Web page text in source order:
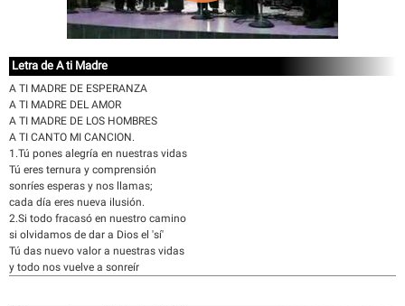
Letra de A ti Madre
A TI MADRE DE ESPERANZA
A TI MADRE DEL AMOR
A TI MADRE DE LOS HOMBRES
A TI CANTO MI CANCION.
1.Tú pones alegría en nuestras vidas
Tú eres ternura y comprensión
sonríes esperas y nos llamas;
cada día eres nueva ilusión.
2.Si todo fracasó en nuestro camino
si olvidamos de dar a Dios el 'sí'
Tú das nuevo valor a nuestras vidas
y todo nos vuelve a sonreír